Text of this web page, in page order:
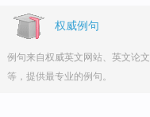
权威例句
例句来自权威英文网站、英文论文
等，提供最专业的例句。